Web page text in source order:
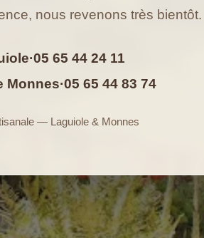
nous revenons très bientôt.
·05 65 44 24 11
Monnes·05 65 44 83 74
— Laguiole & Monnes